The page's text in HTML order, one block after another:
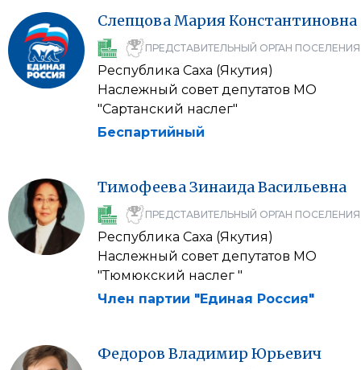
СлепцоваМария Константиновна
ПРЕДСТАВИТЕЛЬНЫЙ ОРГАН ПОСЕЛЕНИЯ
Республика Саха (Якутия)
Наслежный совет депутатов МО
"Сартанский наслег"
Беспартийный
ТимофееваЗинаидаВасильевна
ПРЕДСТАВИТЕЛЬНЫЙ ОРГАН ПОСЕЛЕНИЯ
Республика Саха (Якутия)
Наслежный совет депутатов МО
"Тюмюкский наслег "
Член партии "Единая Россия"
Федоров Владимир Юрьевич